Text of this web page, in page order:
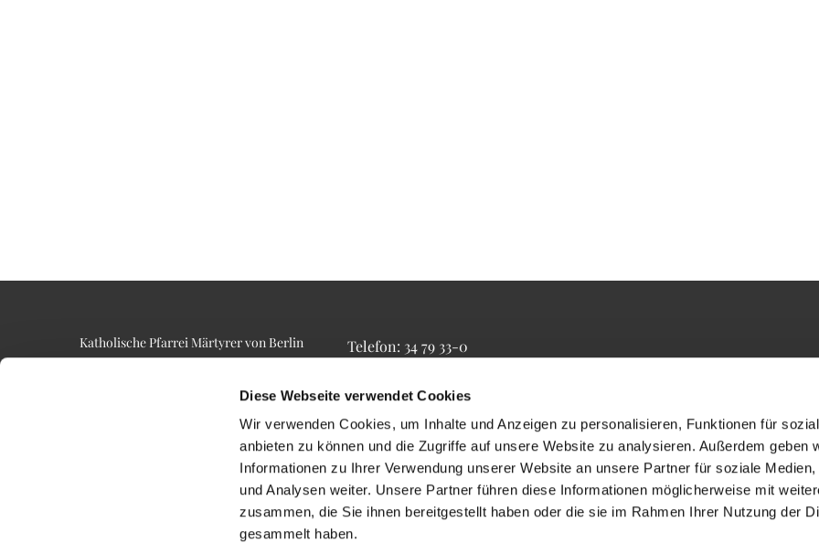
Diese Webseite verwendet Cookies
Wir verwenden Cookies, um Inhalte und Anzeigen zu personalisieren, Funktionen für
anbieten zu können und die Zugriffe auf unsere Website zu analysieren. Außerdem geben
Informationen zu Ihrer Verwendung unserer Website an unsere Partner für soziale Medien,
und Analysen weiter. Unsere Partner führen diese Informationen möglicherweise mit
zusammen, die Sie ihnen bereitgestellt haben oder die sie im Rahmen Ihrer Nutzung der
gesammelt haben.
Katholische Pfarrei Märtyrer von Berlin
Alt-Lietzow 23
Telefon: 34 79 33-0
Email: pfarrbuero@maertyrer-von-berlin.de
Impressum ChurchDesk-Login